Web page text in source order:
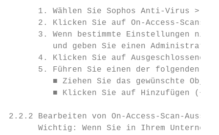
1. Wählen Sie Sophos Anti-Virus >
      2. Klicken Sie auf On-Access-Scans.
3. Wenn bestimmte Einstellungen
und geben Sie einen
4. Klicken Sie auf Ausgeschlossene
5. Führen Sie einen der folgenden
■ Ziehen Sie das gewünschte
■ Klicken Sie auf Hinzufügen (+)
2.2.2 Bearbeiten von On-Access-Scan-
Wichtig: Wenn Sie in Ihrem